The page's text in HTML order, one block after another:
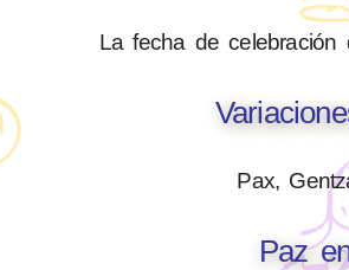
La fecha de
Pax,
Paz